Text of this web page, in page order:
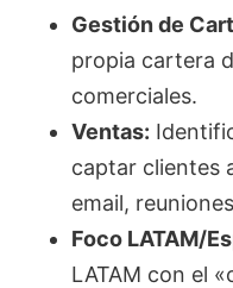
Gestión de
propia cartera
comerciales.
Ventas:
captar clientes
email,
Foco LATAM/
LATAM con el